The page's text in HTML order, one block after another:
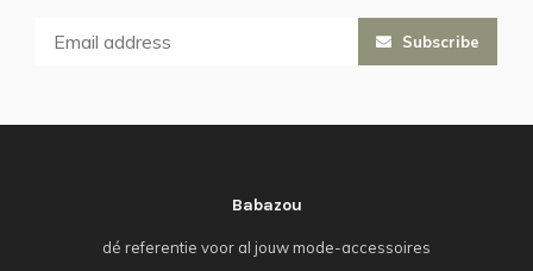
Subscribe
Babazou
dé referentie voor al jouw mode-accessoires